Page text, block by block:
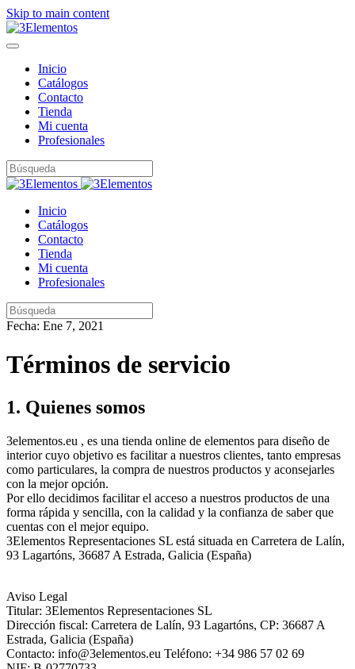
Skip to main content
Inicio
Catálogos
Contacto
Tienda
Mi cuenta
Profesionales
Inicio
Catálogos
Contacto
Tienda
Mi cuenta
Profesionales
Fecha: Ene 7, 2021
Términos de servicio
1. Quienes somos
3elementos.eu , es una tienda online de elementos para diseño de
interior cuyo objetivo es facilitar a nuestros clientes, tanto empresas
como particulares, la compra de nuestros productos y aconsejarles
con la mejor opción.
Por ello decidimos facilitar el acceso a nuestros productos de una
forma rápida y sencilla, con la calidad y la confianza de saber que
cuentas con el mejor equipo.
3Elementos Representaciones SL está situada en Carretera de Lalín,
93 Lagartóns, 36687 A Estrada, Galicia (España)
Aviso Legal
Titular: 3Elementos Representaciones SL
Dirección fiscal: Carretera de Lalín, 93 Lagartóns, CP: 36687 A
Estrada, Galicia (España)
Contacto: info@3elementos.eu Teléfono: +34 986 57 02 69